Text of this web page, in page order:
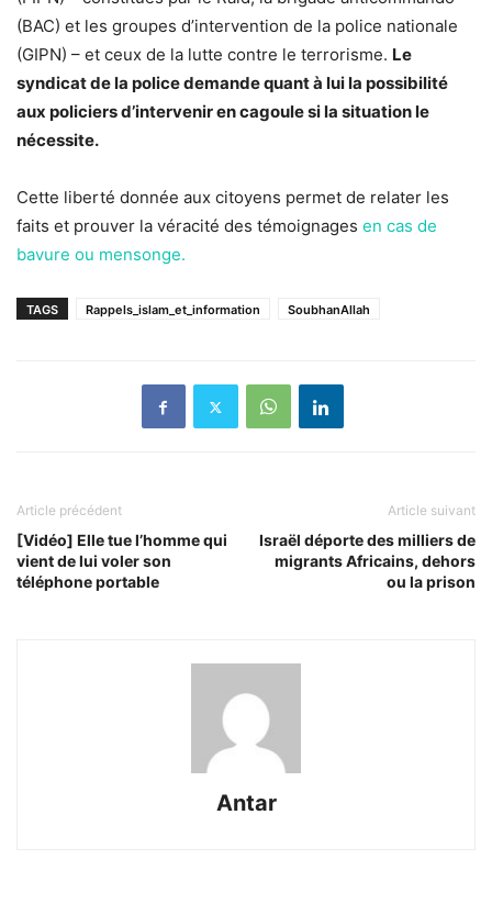
(BAC) et les groupes d’intervention de la police nationale
(GIPN) – et ceux de la lutte contre le terrorisme. Le
syndicat de la police demande quant à lui la possibilité
aux policiers d’intervenir en cagoule si la situation le
nécessite.
Cette liberté donnée aux citoyens permet de relater les
faits et prouver la véracité des témoignages en cas de
bavure ou mensonge.
TAGS Rappels_islam_et_information SoubhanAllah
Article précédent
[Vidéo] Elle tue l’homme qui
vient de lui voler son
téléphone portable
Article suivant
Israël déporte des milliers de
migrants Africains, dehors
ou la prison
Antar